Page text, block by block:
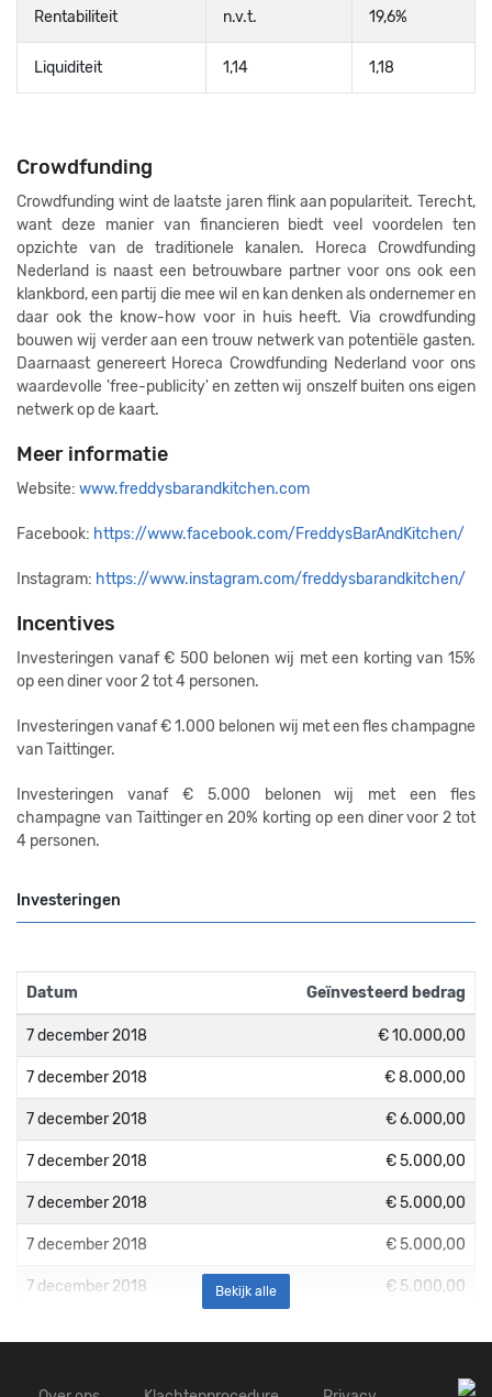
Rentabiliteit n.v.t. 19,6%
Liquiditeit 1,14 1,18
Crowdfunding
Crowdfunding wint de laatste jaren flink aan populariteit. Terecht,
want deze manier van financieren biedt veel voordelen ten
opzichte van de traditionele kanalen. Horeca Crowdfunding
Nederland is naast een betrouwbare partner voor ons ook een
klankbord, een partij die mee wil en kan denken als ondernemer en
daar ook the know-how voor in huis heeft. Via crowdfunding
bouwen wij verder aan een trouw netwerk van potentiële gasten.
Daarnaast genereert Horeca Crowdfunding Nederland voor ons
waardevolle 'free-publicity' en zetten wij onszelf buiten ons eigen
netwerk op de kaart.
Meer informatie
Website: www.freddysbarandkitchen.com
Facebook: https://www.facebook.com/FreddysBarAndKitchen/
Instagram: https://www.instagram.com/freddysbarandkitchen/
Incentives
Investeringen vanaf € 500 belonen wij met een korting van 15%
op een diner voor 2 tot 4 personen.
Investeringen vanaf € 1.000 belonen wij met een fles champagne
van Taittinger.
Investeringen vanaf € 5.000 belonen wij met een fles
champagne van Taittinger en 20% korting op een diner voor 2 tot
4 personen.
Investeringen
Datum Geïnvesteerd bedrag
7 december 2018 € 10.000,00
7 december 2018 € 8.000,00
7 december 2018 € 6.000,00
7 december 2018 € 5.000,00
7 december 2018 € 5.000,00
7 december 2018 € 5.000,00
7 december 2018 € 5.000,00
Bekijk alle